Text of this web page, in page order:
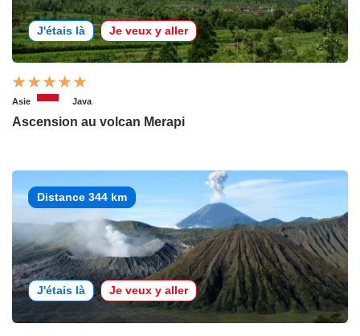
J'étais là Je veux y aller
Asie Java
Ascension au volcan Merapi
Distance 344 km
J'étais là Je veux y aller